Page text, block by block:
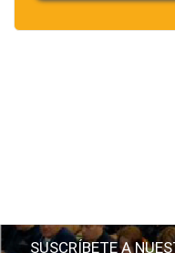
SUSCRÍBETE A